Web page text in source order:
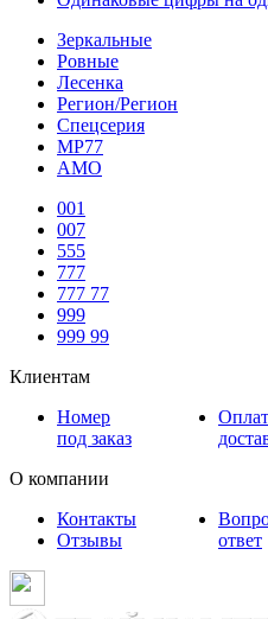
Зеркальные
Ровные
Лесенка
Регион/Регион
Спецсерия
МР77
АМО
001
007
555
777
777 77
999
999 99
Клиентам
Номер
под заказ
О компании
Контакты
Отзывы
ответ